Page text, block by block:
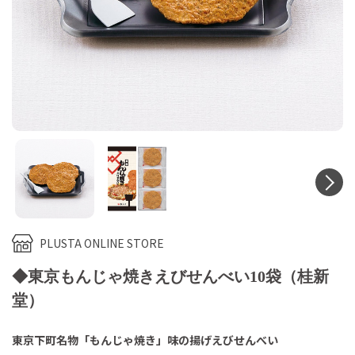
PLUSTA ONLINE STORE
◆東京もんじゃ焼きえびせんべい10袋（桂新
堂）
東京下町名物「もんじゃ焼き」味の揚げえびせんべい